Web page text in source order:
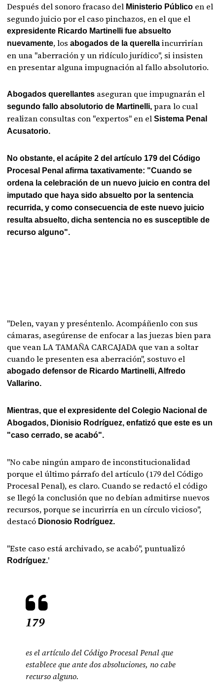
Después del sonoro fracaso del Ministerio Público en el
segundo juicio por el caso pinchazos, en el que el
expresidente Ricardo Martinelli fue absuelto
nuevamente, losabogados de la querellaincurrirían
en una "aberración y un ridículo jurídico", si insisten
en presentar alguna impugnación al fallo absolutorio.
Abogados querellantes aseguran que impugnarán el
segundo fallo absolutorio de Martinelli, para lo cual
realizan consultas con "expertos" en el Sistema Penal
Acusatorio.
No obstante, el acápite 2 del artículo 179 del Código
Procesal Penal afirma taxativamente: "Cuando se
ordena la celebración de un nuevo juicio en contra del
imputado que haya sido absuelto por la sentencia
recurrida, y como consecuencia de este nuevo juicio
resulta absuelto, dicha sentencia no es susceptible de
recurso alguno".
"Delen, vayan y preséntenlo. Acompáñenlo con sus
cámaras, asegúrense de enfocar a las juezas bien para
que vean LA TAMAÑA CARCAJADA que van a soltar
cuando le presenten esa aberración", sostuvo el
abogado defensor de Ricardo Martinelli, Alfredo
Vallarino.
Mientras, que el expresidente del Colegio Nacional de
Abogados, Dionisio Rodríguez, enfatizó que este es un
"caso cerrado, se acabó".
"No cabe ningún amparo de inconstitucionalidad
porque el último párrafo del artículo (179 del Código
Procesal Penal), es claro. Cuando se redactó el código
se llegó la conclusión que no debían admitirse nuevos
recursos, porque se incurirría en un círculo vicioso",
destacó Dionosio Rodríguez.
"Este caso está archivado, se acabó", puntualizó
Rodríguez.'
179
es el artículo del Código Procesal Penal que
establece que ante dos absoluciones, no cabe
recurso alguno.